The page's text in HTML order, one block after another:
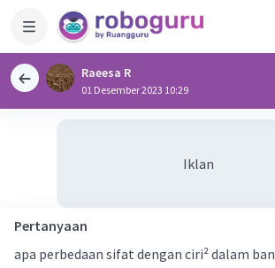
Raeesa R
01 Desember 2023 10:29
Iklan
Pertanyaan
apa perbedaan sifat dengan ciri² dalam